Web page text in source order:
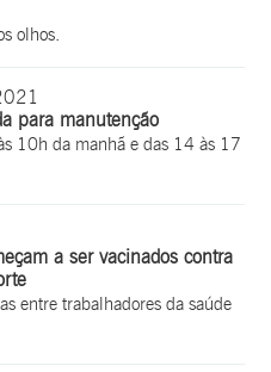
olhos.
para manutenção
10h da manhã e das 14 às 17
a ser vacinados contra
entre trabalhadores da saúde